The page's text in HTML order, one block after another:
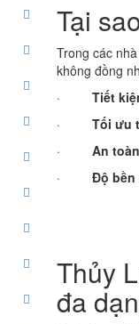
Tại
Trong các
không đồng
· Tiết
· Tối ưu
· An
· Độ bền
Thủy
đa